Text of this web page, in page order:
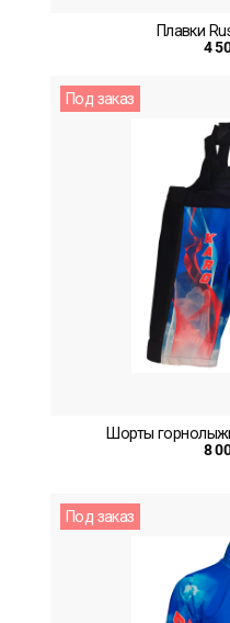
Плавки
4
Под заказ
Шорты
8
Под заказ